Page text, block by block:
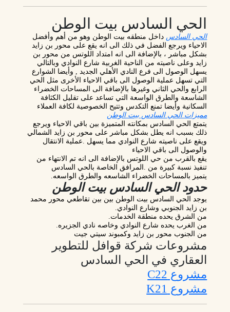
الحي السادس بيت الوطن
الحي السادس داخل منطقه بيت الوطن وهو من أهم وأفضل
الاحياء ويرجع الفضل في ذلك الى انه يقع على محور بن زايد
بشكل مباشر ، بالإضافة الى انه امتداد اللوتس من محور بن
زايد وعلى ناصيته من الناحية الغربية شارع النوادي وبالتالي
يسهل الوصول الى فرع النادي الأهلي الجديد , وأيضا الشوارع
التي تسهل عملية الوصول الى باقي الاحياء الأخرى مثل الحي
الرابع والحي الثاني وغيرها بالإضافة الى المساحات الخضراء
الشاسعة والطرق الواسعة التي تساعد على تقليل الكثافة
السكانية وأيضا تمنع التكدس وتتيح الخصوصية لكافة العملاء
مميزات الحي السادس بيت الوطن
يتمتع الحي السادس بمكانته المتميزة بين باقي الاحياء ويرجع
ذلك بسبب انه يطل بشكل مباشر على محور بن زايد الشمالي
ويقع على ناصيته شارع النوادي مما يسهل .عملية الانتقال
والوصول الى باقي الاحياء
يقع بالقرب من حي اللوتس بالإضافة الى انه تم الانتهاء من
تنفيذ نسبة كبيرة من .المرافق الخاصة بالحي السادس
يتميز بالمساحات الخضراء الشاسعه والطرق الواسعه.
حدود الحي السادس بيت الوطن
يوجد الحي السادس بيت الوطن بين بين تقاطعي محور محمد
بن زايد الجنوبي وشارع النوادي.
من الشرق يحده منطقة الخدمات.
من الغرب يحده شارع النوادي وخاصه نادي الجزيره.
من الجنوب محور بن زايد وكمبوند سيتي جيت
مشروعات شركة قوافل للتطوير
العقاري في الحي السادس
مشروع C22
مشروع K21